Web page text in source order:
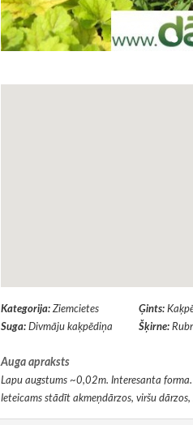
Kategorija: Ziemcietes Ģints:
Suga: Divmāju kaķpēdiņa Šķirne:
Auga apraksts
Lapu augstums ~0,02m. Interesanta
Ieteicams stādīt akmeņdārzos, viršu dārzos,